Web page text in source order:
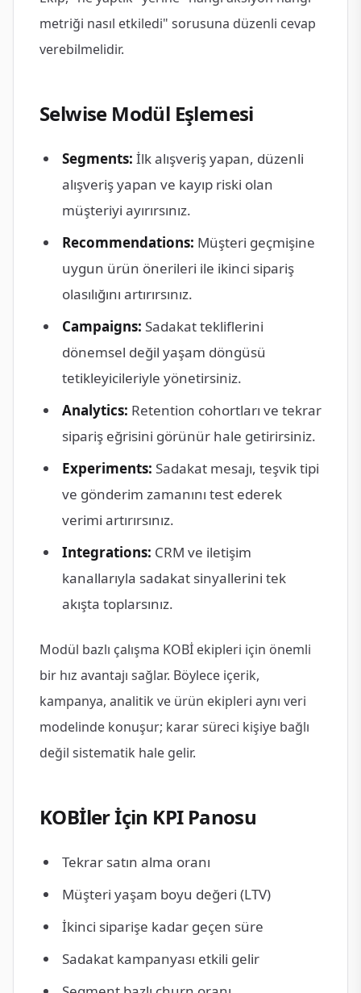
metriği nasıl etkiledi" sorusuna düzenli cevap
verebilmelidir.
Selwise Modül Eşlemesi
Segments: İlk alışveriş yapan, düzenli
alışveriş yapan ve kayıp riski olan
müşteriyi ayırırsınız.
Recommendations: Müşteri geçmişine
uygun ürün önerileri ile ikinci sipariş
olasılığını artırırsınız.
Campaigns: Sadakat tekliflerini
dönemsel değil yaşam döngüsü
tetikleyicileriyle yönetirsiniz.
Analytics: Retention cohortları ve tekrar
sipariş eğrisini görünür hale getirirsiniz.
Experiments: Sadakat mesajı, teşvik tipi
ve gönderim zamanını test ederek
verimi artırırsınız.
Integrations: CRM ve iletişim
kanallarıyla sadakat sinyallerini tek
akışta toplarsınız.
Modül bazlı çalışma KOBİ ekipleri için önemli
bir hız avantajı sağlar. Böylece içerik,
kampanya, analitik ve ürün ekipleri aynı veri
modelinde konuşur; karar süreci kişiye bağlı
değil sistematik hale gelir.
KOBİler İçin KPI Panosu
Tekrar satın alma oranı
Müşteri yaşam boyu değeri (LTV)
İkinci siparişe kadar geçen süre
Sadakat kampanyası etkili gelir